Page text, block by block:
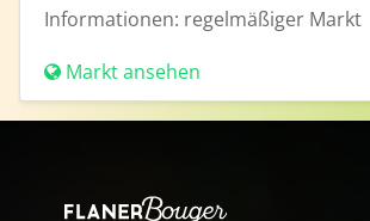
Informationen: regelmäßiger Markt
Markt ansehen